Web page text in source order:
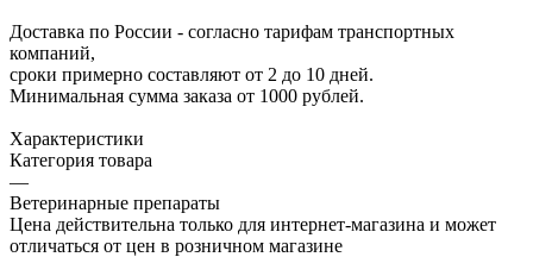
Доставка по России - согласно тарифам транспортных
компаний,
сроки примерно составляют от 2 до 10 дней.
Минимальная сумма заказа от 1000 рублей.
Характеристики
Категория товара
—
Ветеринарные препараты
Цена действительна только для интернет-магазина и может
отличаться от цен в розничном магазине